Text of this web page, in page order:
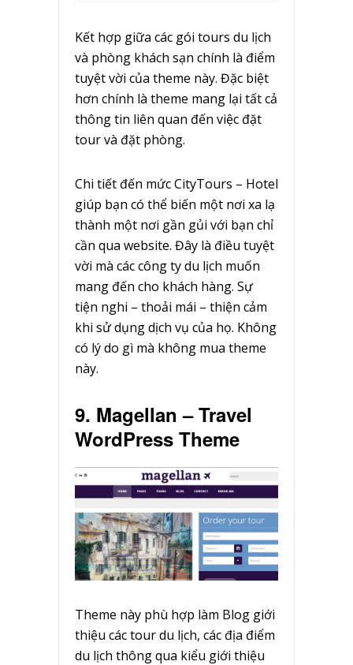
Kết hợp giữa các gói tours du lịch
và phòng khách sạn chính là điểm
tuyệt vời của theme này. Đặc biệt
hơn chính là theme mang lại tất cả
thông tin liên quan đến việc đặt
tour và đặt phòng.
Chi tiết đến mức CityTours – Hotel
giúp bạn có thể biến một nơi xa lạ
thành một nơi gần gủi với bạn chỉ
cần qua website. Đây là điều tuyệt
vời mà các công ty du lịch muốn
mang đến cho khách hàng. Sự
tiện nghi – thoải mái – thiện cảm
khi sử dụng dịch vụ của họ. Không
có lý do gì mà không mua theme
này.
9. Magellan – Travel
WordPress Theme
Theme này phù hợp làm Blog giới
thiệu các tour du lịch, các địa điểm
du lịch thông qua kiểu giới thiệu